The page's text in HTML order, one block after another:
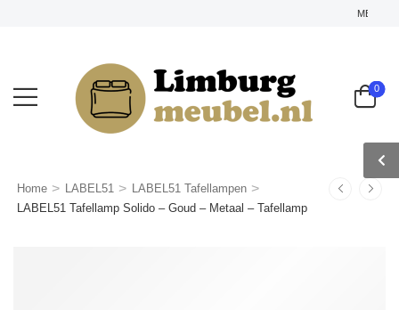
MEGA
0
Home > LABEL51 > LABEL51 Tafellampen >
LABEL51 Tafellamp Solido – Goud – Metaal – Tafellamp